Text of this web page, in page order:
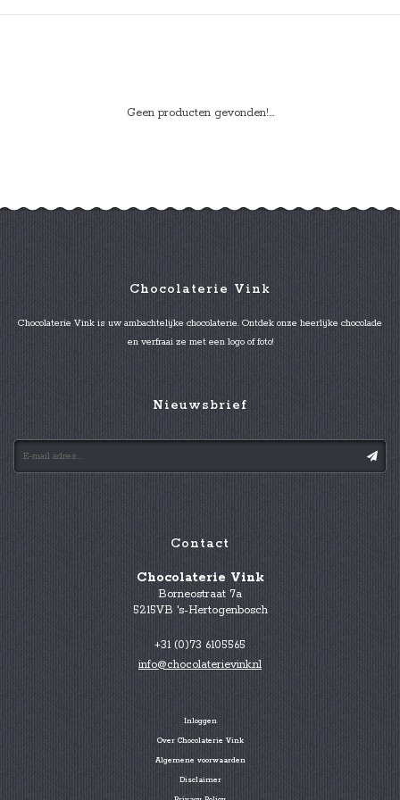
Geen producten gevonden!...
Chocolaterie Vink
Chocolaterie Vink is uw ambachtelijke chocolaterie. Ontdek onze heerlijke chocolade
en verfraai ze met een logo of foto!
Nieuwsbrief
Contact
Chocolaterie Vink
Borneostraat 7a
5215VB 's-Hertogenbosch
+31 (0)73 6105565
info@chocolaterievink.nl
Inloggen
Over Chocolaterie Vink
Algemene voorwaarden
Disclaimer